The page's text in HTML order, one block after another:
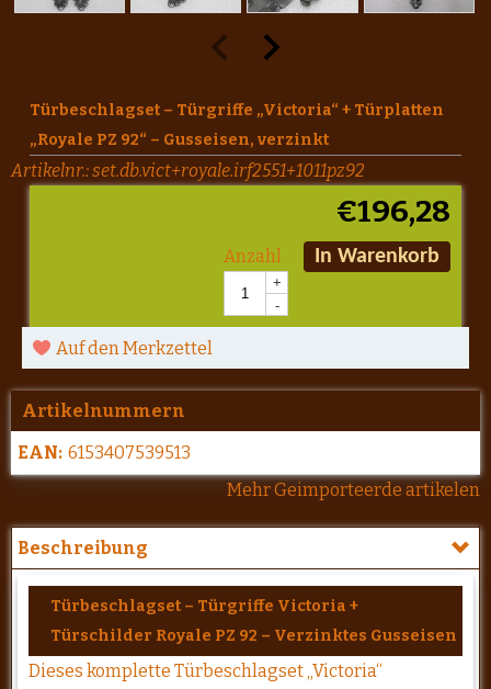
Türbeschlagset – Türgriffe „Victoria“ + Türplatten
„Royale PZ 92“ – Gusseisen, verzinkt
Artikelnr.:set.db.vict+royale.irf2551+1011pz92
€196,28
Anzahl
+
-
In Warenkorb
Auf den Merkzettel
Artikelnummern
EAN: 6153407539513
Mehr Geimporteerde artikelen
Beschreibung
Türbeschlagset – Türgriffe Victoria +
Türschilder Royale PZ 92 – Verzinktes Gusseisen
Dieses komplette Türbeschlagset „Victoria“